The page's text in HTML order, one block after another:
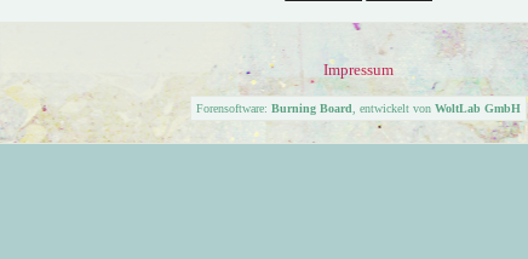
Impressum
Forensoftware: Burning Board , entwickelt von WoltLab GmbH